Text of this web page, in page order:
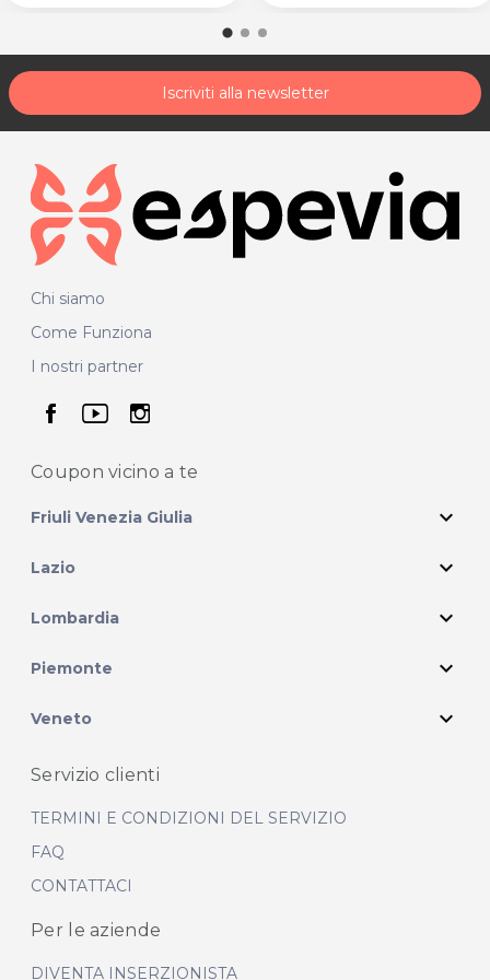
Iscriviti alla newsletter
Chi siamo
Come Funziona
I nostri partner
seguici su facebook
seguici su youtube
seguici su instagram
Coupon vicino a te
Friuli Venezia Giulia expand_more
Lazio expand_more
Lombardia expand_more
Piemonte expand_more
Veneto expand_more
Servizio clienti
TERMINI E CONDIZIONI DEL SERVIZIO
FAQ
CONTATTACI
Per le aziende
DIVENTA INSERZIONISTA